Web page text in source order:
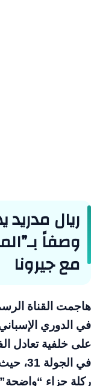
ريال مدريد
وصفاً
مع جيرونا
هاجمت القناة
في الدوري
في
ركلة جزاء